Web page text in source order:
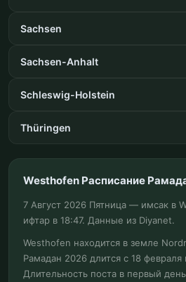
Sachsen
Sachsen-Anhalt
Schleswig-Holstein
Thüringen
Westhofen Расписание
7 Август 2026 Пятница — имсак в
ифтар в 18:47. Данные из Diyanet.
Westhofen находится в земле
Рамадан 2026 длится с 18 февраля
Длительность поста в первый